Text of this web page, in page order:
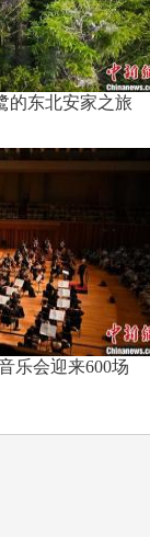
的东北安家之旅
乐会迎来600场